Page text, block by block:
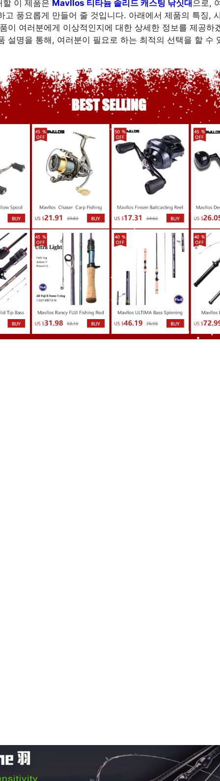
할 이 제품은 Mavllos 티타늄 솔리드 캐스팅 낚싯대 으로,
고 풍요롭게 만들어 줄 것입니다. 아래에서 제품의 특징,
이 여러분에게 이상적인지에 대한 상세한 정보를 제공하
설명을 통해, 여러분이 필요로 하는 최적의 선택을 할 수